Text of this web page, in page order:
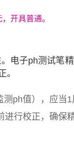
开具普通。
电子ph测试笔
。
ph值），应当1
行校正，确保精